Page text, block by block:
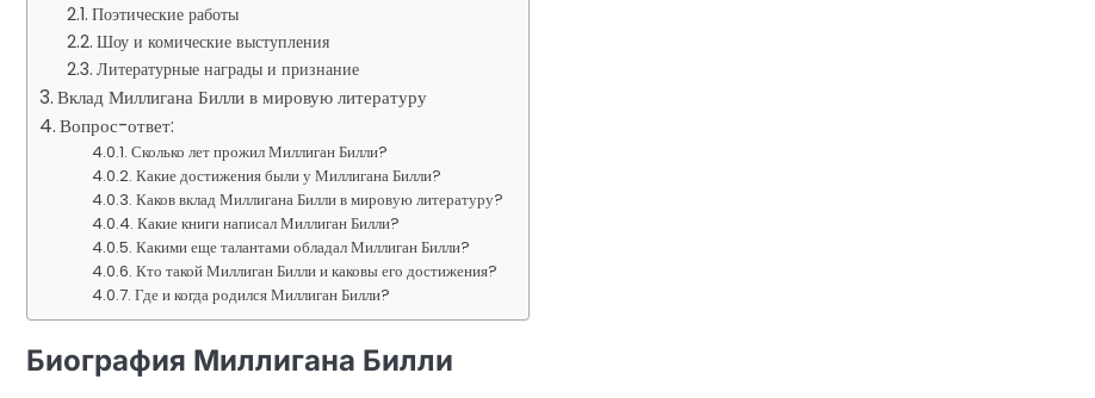
Поэтические работы
Шоу и комические выступления
Литературные награды и признание
Вклад Миллигана Билли в мировую литературу
Вопрос-ответ:
Сколько лет прожил Миллиган Билли?
Какие достижения были у Миллигана Билли?
Каков вклад Миллигана Билли в мировую литературу?
Какие книги написал Миллиган Билли?
Какими еще талантами обладал Миллиган Билли?
Кто такой Миллиган Билли и каковы его достижения?
Где и когда родился Миллиган Билли?
Биография Миллигана Билли